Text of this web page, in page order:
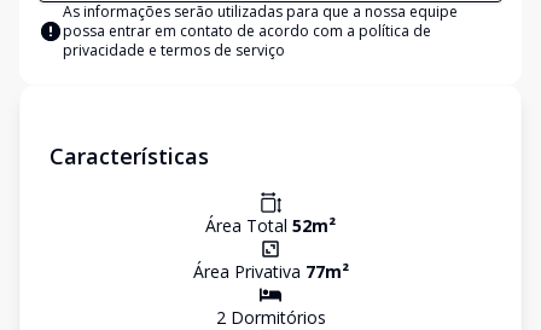
As informações serão utilizadas para que a nossa equipe
possa entrar em contato de acordo com a política de
privacidade e termos de serviço
Características
Área Total 52m²
Área Privativa 77m²
2Dormitórios